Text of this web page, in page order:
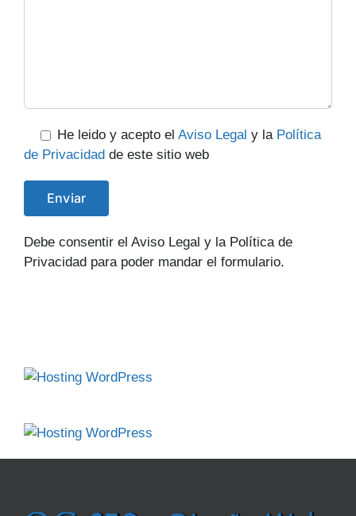
He leido y acepto el Aviso Legal y la Política
de Privacidad de este sitio web
Debe consentir el Aviso Legal y la Política de
Privacidad para poder mandar el formulario.